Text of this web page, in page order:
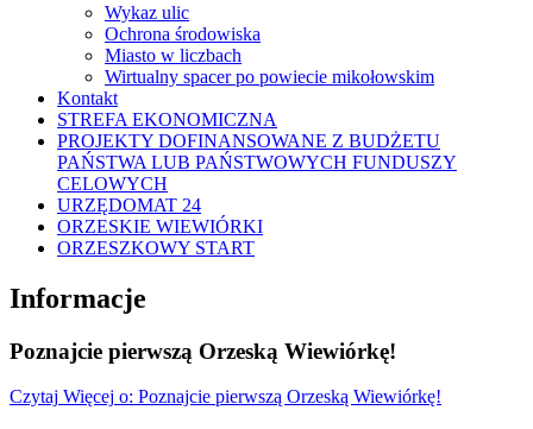
Wykaz ulic
Ochrona środowiska
Miasto w liczbach
Wirtualny spacer po powiecie mikołowskim
Kontakt
STREFA EKONOMICZNA
PROJEKTY DOFINANSOWANE Z BUDŻETU
PAŃSTWA LUB PAŃSTWOWYCH FUNDUSZY
CELOWYCH
URZĘDOMAT 24
ORZESKIE WIEWIÓRKI
ORZESZKOWY START
Informacje
Poznajcie pierwszą Orzeską Wiewiórkę!
Czytaj Więcej o: Poznajcie pierwszą Orzeską Wiewiórkę!